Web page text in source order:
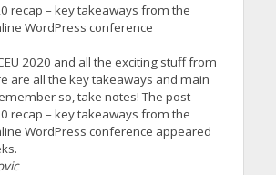
recap – key takeaways from the
WordPress conference
2020 and all the exciting stuff from
are all the key takeaways and main
so, take notes! The post
recap – key takeaways from the
WordPress conference appeared